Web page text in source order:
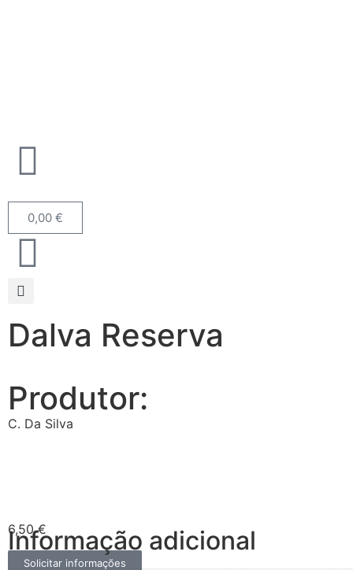
0,00 €
Dalva Reserva
Produtor:
C. Da Silva
6,50€
Solicitar informações
Informação adicional